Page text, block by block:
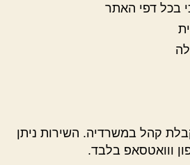
בכל דפי האתר
קהל במשרדיה. השירות ניתן
ווואטסאפ בלבד.